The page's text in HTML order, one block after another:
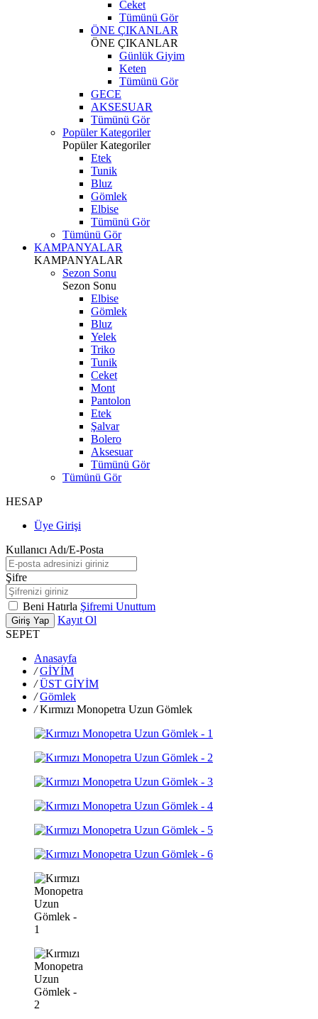
Ceket
Tümünü Gör
ÖNE ÇIKANLAR
ÖNE ÇIKANLAR
Günlük Giyim
Keten
Tümünü Gör
GECE
AKSESUAR
Tümünü Gör
Popüler Kategoriler
Popüler Kategoriler
Etek
Tunik
Bluz
Gömlek
Elbise
Tümünü Gör
Tümünü Gör
KAMPANYALAR
KAMPANYALAR
Sezon Sonu
Sezon Sonu
Elbise
Gömlek
Bluz
Yelek
Triko
Tunik
Ceket
Mont
Pantolon
Etek
Şalvar
Bolero
Aksesuar
Tümünü Gör
Tümünü Gör
HESAP
Üye Girişi
Kullanıcı Adı/E-Posta
Şifre
Beni Hatırla Şifremi Unuttum
Giriş Yap
Kayıt Ol
SEPET
Anasayfa
/ GİYİM
/ ÜST GİYİM
/ Gömlek
/ Kırmızı Monopetra Uzun Gömlek